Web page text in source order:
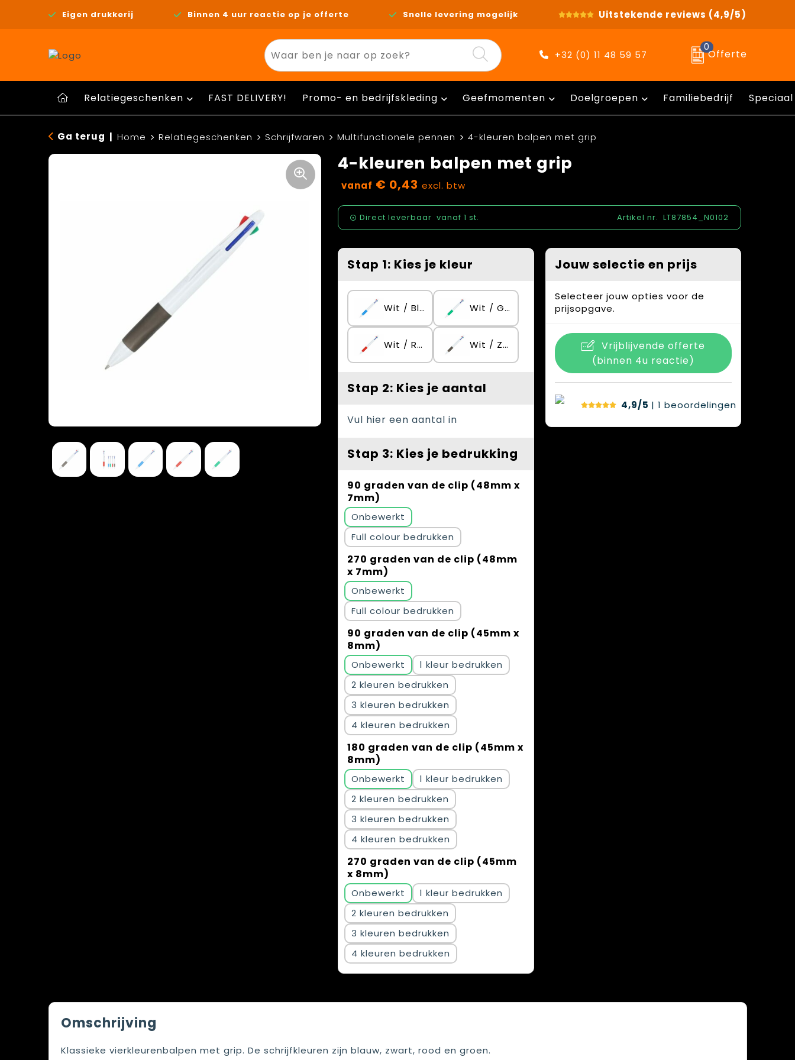
Eigen drukkerij Binnen 4 uur reactie op je offerte Snelle levering mogelijk Uitstekende reviews (4,9/5)
+32 (0) 11 48 59 57
0
Offerte
Relatiegeschenken FAST DELIVERY! Promo- en bedrijfskleding Geefmomenten Doelgroepen Familiebedrijf
Ga terug Home Relatiegeschenken Schrijfwaren Multifunctionele pennen 4-kleuren balpen met grip
4-kleuren balpen met grip
vanaf € 0,43 excl. btw
Direct leverbaar vanaf 1 st. Artikel nr. LT87854_N0102
Stap 1: Kies je kleur
Wit / Blauw Wit / Groen
Wit / Rood Wit / Zwart
Stap 2: Kies je aantal
Vul hier een aantal in
Stap 3: Kies je bedrukking
90 graden van de clip (48mm x
7mm)
Onbewerkt
Full colour
270 graden van de clip (48mm
x 7mm)
Onbewerkt
Full colour
90 graden van de clip (45mm x
8mm)
Onbewerkt
1
2
3
4
180 graden van de clip (45mm x
8mm)
Onbewerkt
1
2
3
4
270 graden van de clip (45mm
x 8mm)
Onbewerkt
1
2
3
4
Jouw selectie en prijs
Selecteer jouw opties voor de
prijsopgave.
Vrijblijvende offerte
(binnen 4u reactie)
4,9/5 | 1 beoordelingen
Omschrijving
Klassieke vierkleurenbalpen met grip. De schrijfkleuren zijn blauw, zwart, rood en groen.